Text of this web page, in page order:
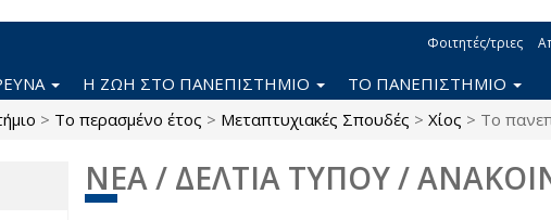
Φοιτητές/τριες
Η ΖΩΗ ΣΤΟ ΠΑΝΕΠΙΣΤΗΜΙΟ ΤΟ ΠΑΝΕΠΙΣΤΗΜΙΟ
> Το περασμένο έτος > Μεταπτυχιακές Σπουδές > Χίος > Το
ΝΕΑ / ΔΕΛΤΙΑ ΤΥΠΟΥ /